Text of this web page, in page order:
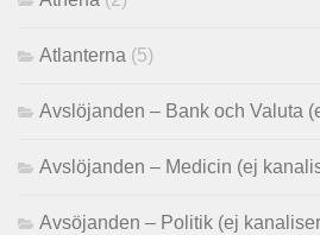
Atlanterna (5)
Avslöjanden – Bank och Valuta
Avslöjanden – Medicin (ej
Avsöjanden – Politik (ej